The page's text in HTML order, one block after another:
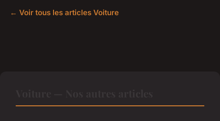
← Voir tous les articles Voiture